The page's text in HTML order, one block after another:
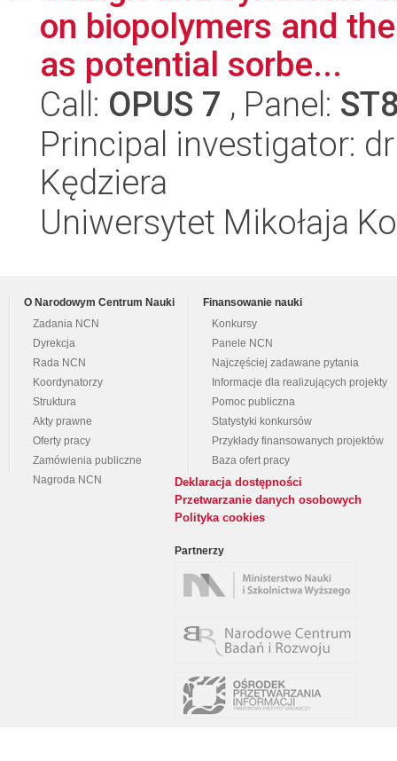
on biopolymers and
as potential sorbe...
Call: OPUS 7 , Panel:
Principal investigator:
Kędziera
Uniwersytet Mikołaja
O Narodowym Centrum Nauki
Zadania NCN
Dyrekcja
Rada NCN
Koordynatorzy
Struktura
Akty prawne
Oferty pracy
Zamówienia publiczne
Nagroda NCN
Finansowanie nauki
Konkursy
Panele NCN
Najczęściej zadawane pytania
Informacje dla realizujących projekty
Pomoc publiczna
Statystyki konkursów
Przykłady finansowanych projektów
Baza ofert pracy
Deklaracja dostępności
Przetwarzanie danych osobowych
Polityka cookies
Partnerzy